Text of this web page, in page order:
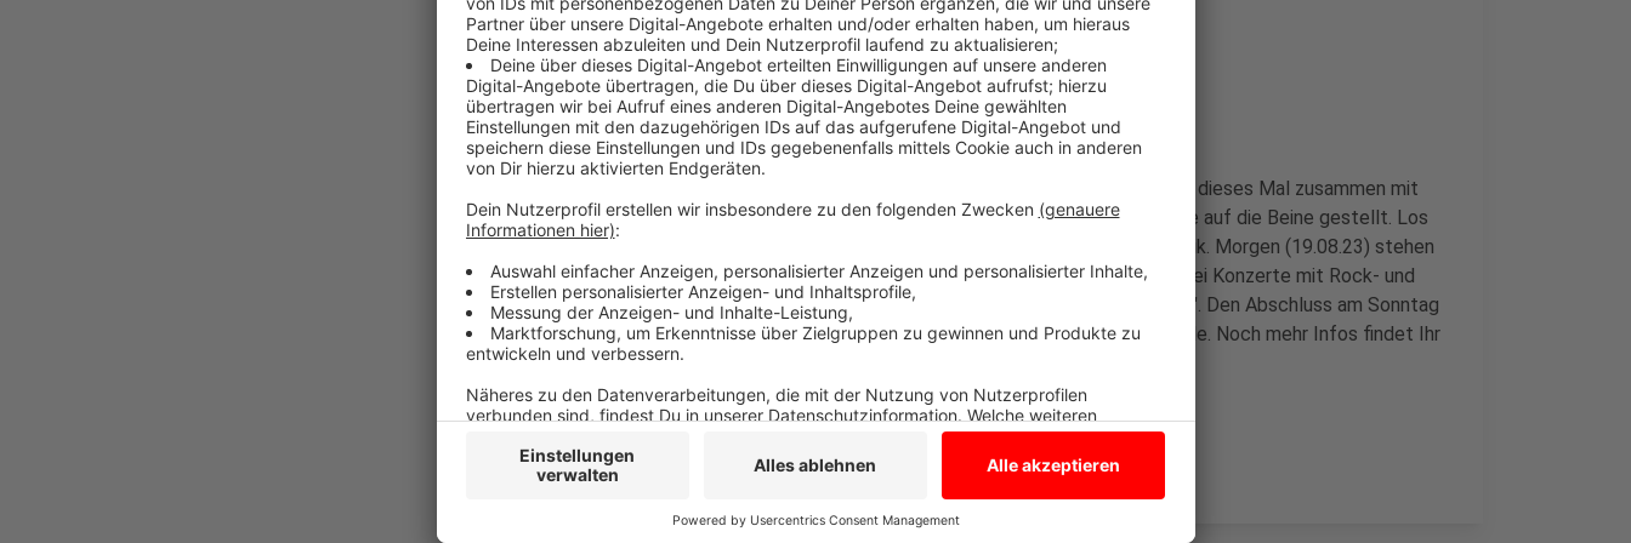
Viel los an den drei Tagen auf dem Marktplatz
Anzeige
Die Idee dazu stammt ja von der Husarenkapelle und die hat auch dieses Mal zusammen mit
dem Stadtmarketing wieder ein tolles Programm für die drei Tage auf die Beine gestellt. Los
geht's heute (18.08.23) mit einem Dämmerschoppen mit Blasmusik. Morgen (19.08.23) stehen
dann erst Musikschüler auf der Bühne und später gibt es noch zwei Konzerte mit Rock- und
Popbands - u.a. mit der Elton John Tribute band "Made in England". Den Abschluss am Sonntag
bildet ein Gottesdienst und das große "Husarenkonzert" zum Finale. Noch mehr Infos findet Ihr
hier!
Anzeige